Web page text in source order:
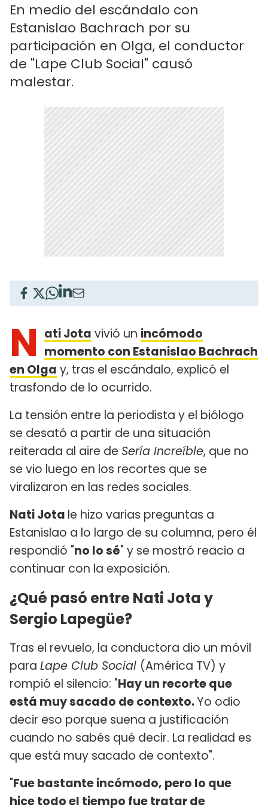
En medio del escándalo con
Estanislao Bachrach por su
participación en Olga, el conductor
de "Lape Club Social" causó
malestar.
N ati Jota vivió un incómodo
momento con Estanislao Bachrach
en Olga y, tras el escándalo, explicó el
trasfondo de lo ocurrido.
La tensión entre la periodista y el biólogo
se desató a partir de una situación
reiterada al aire de Sería Increíble, que no
se vio luego en los recortes que se
viralizaron en las redes sociales.
Nati Jota le hizo varias preguntas a
Estanislao a lo largo de su columna, pero él
respondió "no lo sé" y se mostró reacio a
continuar con la exposición.
¿Qué pasó entre Nati Jota y
Sergio Lapegüe?
Tras el revuelo, la conductora dio un móvil
para Lape Club Social (América TV) y
rompió el silencio: "Hay un recorte que
está muy sacado de contexto.Yo odio
decir eso porque suena a justificación
cuando no sabés qué decir. La realidad es
que está muy sacado de contexto".
"Fue bastante incómodo, pero lo que
hice todo el tiempo fue tratar de